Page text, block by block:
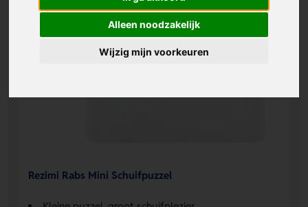
Alleen noodzakelijk
Wijzig mijn voorkeuren
Rezimi Rabs Mini Schuifpuzzel